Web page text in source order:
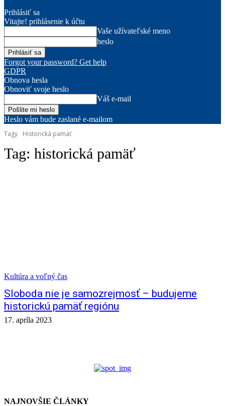
Prihlásiť sa
Vitajte! prihlásenie k účtu
Vaše užívateľské meno
heslo
Forgot your password? Get help
GDPR
Obnova hesla
Obnoviť svoje heslo
Váš e-mail
Heslo vám bude zaslané e-mailom
Tagy
Historická pamäť
Tag: historická pamäť
Kultúra a voľný čas
Sloboda nie je samozrejmosť – budujeme
historickú pamäť regiónu
17. apríla 2023
NAJNOVŠIE ČLÁNKY